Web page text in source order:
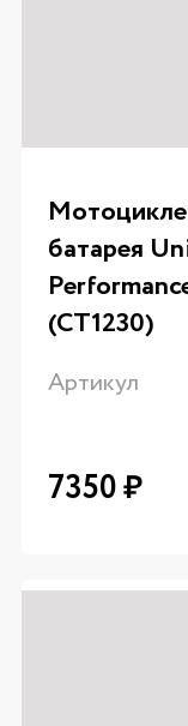
батарея
(CT1230)
Артикул
7350₽